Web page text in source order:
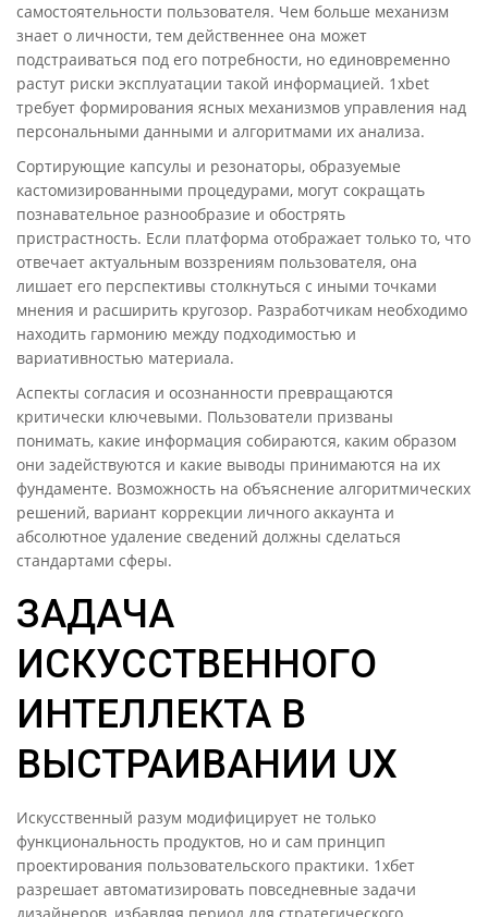
самостоятельности пользователя. Чем больше механизм
знает о личности, тем действеннее она может
подстраиваться под его потребности, но единовременно
растут риски эксплуатации такой информацией. 1xbet
требует формирования ясных механизмов управления над
персональными данными и алгоритмами их анализа.
Сортирующие капсулы и резонаторы, образуемые
кастомизированными процедурами, могут сокращать
познавательное разнообразие и обострять
пристрастность. Если платформа отображает только то, что
отвечает актуальным воззрениям пользователя, она
лишает его перспективы столкнуться с иными точками
мнения и расширить кругозор. Разработчикам необходимо
находить гармонию между подходимостью и
вариативностью материала.
Аспекты согласия и осознанности превращаются
критически ключевыми. Пользователи призваны
понимать, какие информация собираются, каким образом
они задействуются и какие выводы принимаются на их
фундаменте. Возможность на объяснение алгоритмических
решений, вариант коррекции личного аккаунта и
абсолютное удаление сведений должны сделаться
стандартами сферы.
ЗАДАЧА
ИСКУССТВЕННОГО
ИНТЕЛЛЕКТА В
ВЫСТРАИВАНИИ UX
Искусственный разум модифицирует не только
функциональность продуктов, но и сам принцип
проектирования пользовательского практики. 1хбет
разрешает автоматизировать повседневные задачи